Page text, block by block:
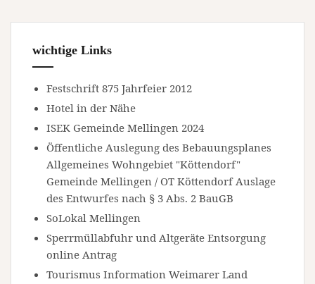
wichtige Links
Festschrift 875 Jahrfeier 2012
Hotel in der Nähe
ISEK Gemeinde Mellingen 2024
Öffentliche Auslegung des Bebauungsplanes
Allgemeines Wohngebiet "Köttendorf"
Gemeinde Mellingen / OT Köttendorf Auslage
des Entwurfes nach § 3 Abs. 2 BauGB
SoLokal Mellingen
Sperrmüllabfuhr und Altgeräte Entsorgung
online Antrag
Tourismus Information Weimarer Land